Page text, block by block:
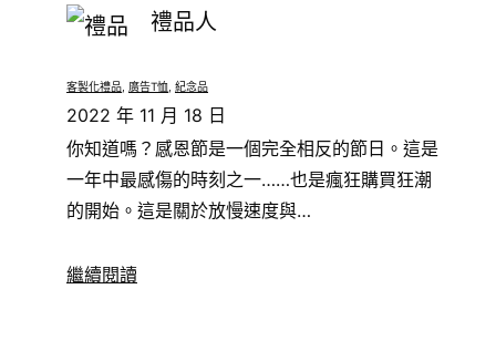
禮品人
客製化禮品 廣告T恤 紀念品
2022 年 11 月 18 日
你知道嗎？感恩節是一個完全相反的節日。這是
一年中最感傷的時刻之一……也是瘋狂購買狂潮
的開始。這是關於放慢速度與…
繼續閱讀